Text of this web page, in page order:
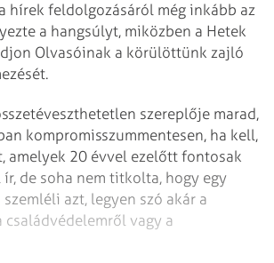
hírek feldolgozásáról még inkább az
a hangsúlyt, miközben a Hetek
Olvasóinak a körülöttünk zajló
szereplője marad,
kompromisszummentesen, ha kell,
amelyek 20 évvel ezelőtt fontosak
de soha nem titkolta, hogy egy
azt, legyen szó akár a
családvédelemről vagy a